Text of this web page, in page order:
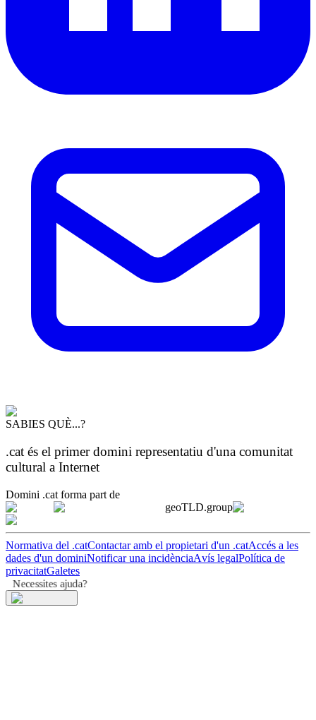
SABIES QUÈ...?
.cat és el primer domini representatiu d'una comunitat
cultural a Internet
Domini .cat forma part de
geoTLD.group
Normativa del .catContactar amb el propietari d'un .catAccés a les
dades d'un dominiNotificar una incidènciaAvís legalPolítica de
privacitatGaletes
Necessites ajuda?